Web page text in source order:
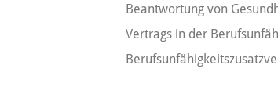
Beantwortung von
Vertrags in der